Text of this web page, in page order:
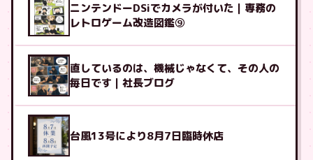
ニンテンドーDSiでカメラが付いた｜専務の
レトロゲーム改造図鑑⑨
直しているのは、機械じゃなくて、その人の
毎日です｜社長ブログ
台風13号により8月7日臨時休店